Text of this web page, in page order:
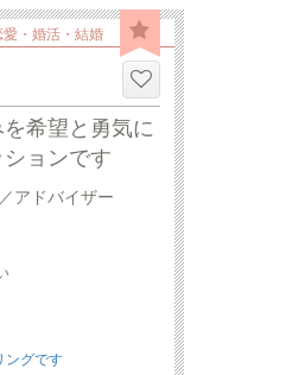
愛・婚活・結婚
希望と勇気に
ョンです
アドバイザー
ングです